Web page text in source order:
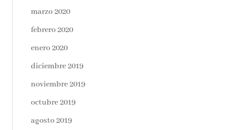
marzo 2020
febrero 2020
enero 2020
diciembre 2019
noviembre 2019
octubre 2019
agosto 2019